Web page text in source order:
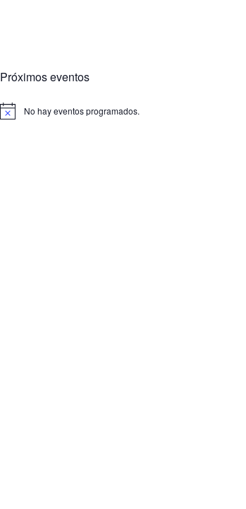
Próximos eventos
No hay eventos programados.